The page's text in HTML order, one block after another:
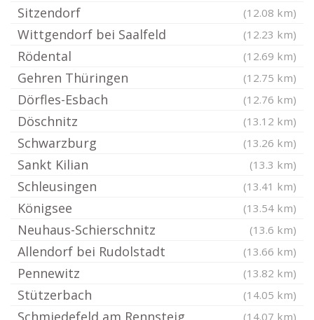
Sitzendorf (12.08 km)
Wittgendorf bei Saalfeld (12.23 km)
Rödental (12.69 km)
Gehren Thüringen (12.75 km)
Dörfles-Esbach (12.76 km)
Döschnitz (13.12 km)
Schwarzburg (13.26 km)
Sankt Kilian (13.3 km)
Schleusingen (13.41 km)
Königsee (13.54 km)
Neuhaus-Schierschnitz (13.6 km)
Allendorf bei Rudolstadt (13.66 km)
Pennewitz (13.82 km)
Stützerbach (14.05 km)
Schmiedefeld am Rennsteig (14.07 km)